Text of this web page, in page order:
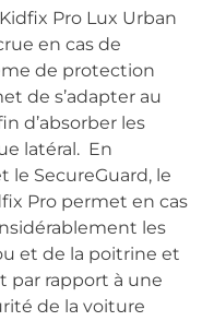
Pro Lux Urban
en cas de
de protection
de s’adapter au
d’absorber les
latéral. En
le SecureGuard, le
Pro permet en cas
les
et de la poitrine et
par rapport à une
de la voiture